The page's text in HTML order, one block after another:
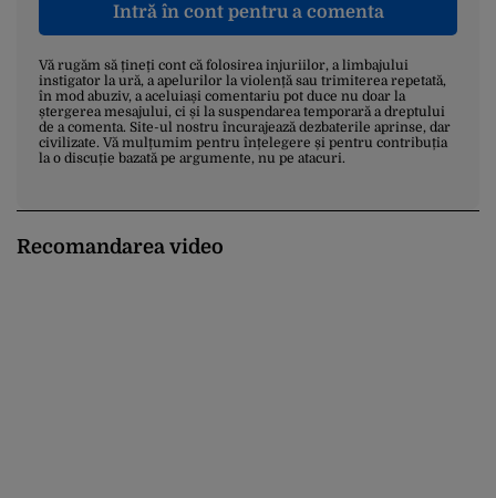
Intră în cont pentru a comenta
Vă rugăm să țineți cont că folosirea injuriilor, a limbajului
instigator la ură, a apelurilor la violență sau trimiterea repetată,
în mod abuziv, a aceluiași comentariu pot duce nu doar la
ștergerea mesajului, ci și la suspendarea temporară a dreptului
de a comenta. Site-ul nostru încurajează dezbaterile aprinse, dar
civilizate. Vă mulțumim pentru înțelegere și pentru contribuția
la o discuție bazată pe argumente, nu pe atacuri.
Recomandarea video